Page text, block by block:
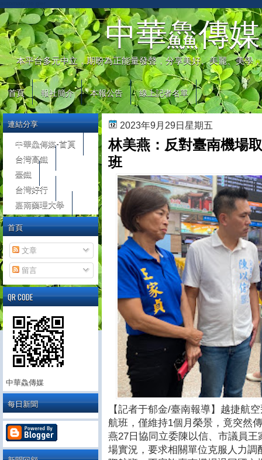
中華鱻傳媒
本平台多元中立，期盼為正能量發聲，分享美好、美麗、美學
首頁 報社簡介 本報公告 線上記者名單
2023年9月29日星期五
林美燕：反對臺南機場
班
【記者于郁金/臺南報導】越捷航
航班，僅維持1個月榮景，竟突然
燕27日協同立委陳以信、市議員
場實況，要求相關單位克服人力
連結分享
中華鱻傳媒-首頁
台灣高鐵
臺鐵
台灣好行
嘉南藥理大學
首頁
文章
留言
QR CODE
中華鱻傳媒
每日新聞